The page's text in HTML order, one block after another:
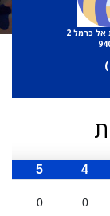
אל כרמל 2
)
4
5
0
0